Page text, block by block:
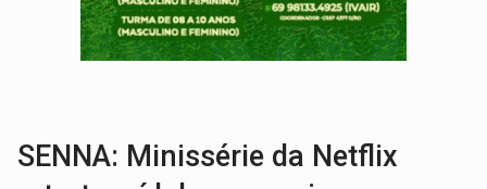
PECHINCHA:STJ decide que prefeitura não deve indenizar comprador
SENNA: Minissérie da Netflix